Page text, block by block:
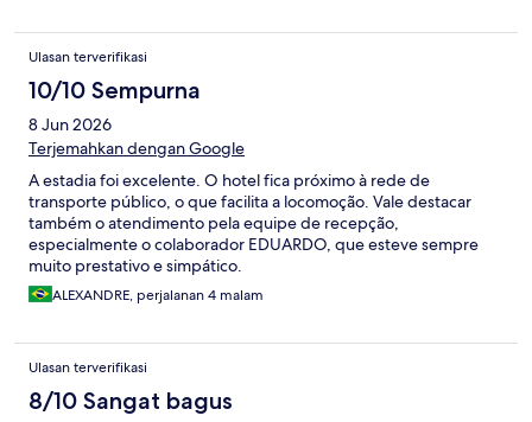
Ulasan terverifikasi
10/10 Sempurna
8 Jun 2026
Terjemahkan dengan Google
A estadia foi excelente. O hotel fica próximo à rede de
transporte público, o que facilita a locomoção. Vale destacar
também o atendimento pela equipe de recepção,
especialmente o colaborador EDUARDO, que esteve sempre
muito prestativo e simpático.
ALEXANDRE, perjalanan 4 malam
Ulasan terverifikasi
8/10 Sangat bagus